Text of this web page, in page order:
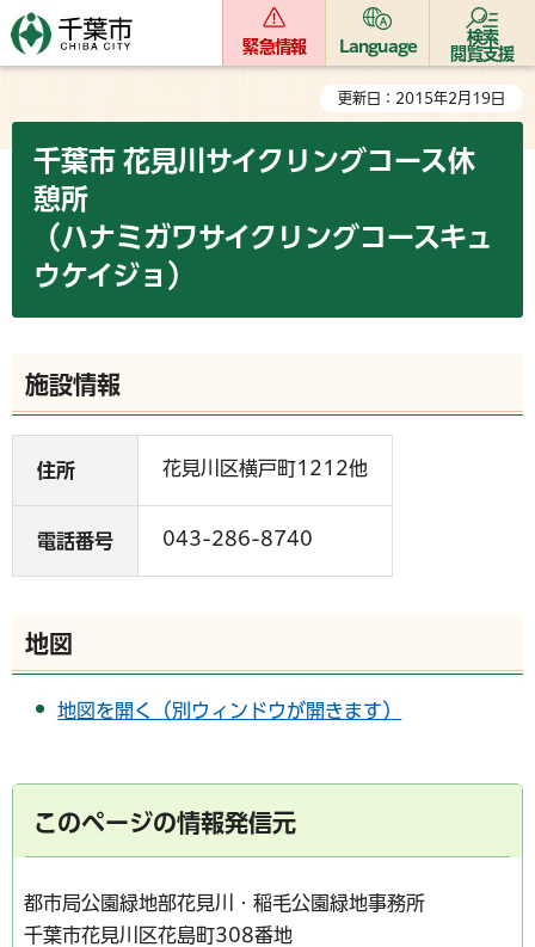
緊急情報 Language
検索
閲覧支援
更新日：2015年2月19日
千葉市 花見川サイクリングコース休
憩所
（ハナミガワサイクリングコースキュ
ウケイジョ）
施設情報
住所 花見川区横戸町1212他
電話番号 043-286-8740
地図
地図を開く（別ウィンドウが開きます）
このページの情報発信元
都市局公園緑地部花見川・稲毛公園緑地事務所
千葉市花見川区花島町308番地